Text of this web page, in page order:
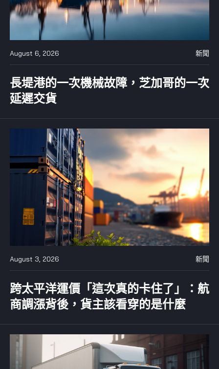
August 6, 2026 新聞
長堤港的一次機械故障，芝加哥的一次
延遲交貨
August 3, 2026 新聞
跨太平洋運價「這次真的卡住了」：航
商調漲背後，貨主該看穿的是什麼